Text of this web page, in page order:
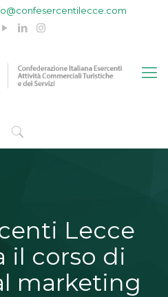
Lecce
il corso di
marketing